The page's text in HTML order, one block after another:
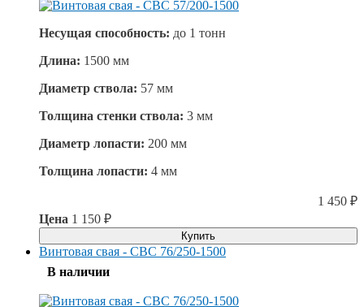
Несущая способность: до 1 тонн
Длина: 1500 мм
Диаметр ствола: 57 мм
Толщина стенки ствола: 3 мм
Диаметр лопасти: 200 мм
Толщина лопасти: 4 мм
1 450 ₽
Цена 1 150 ₽
Купить
Винтовая свая - СВС 76/250-1500
В наличии